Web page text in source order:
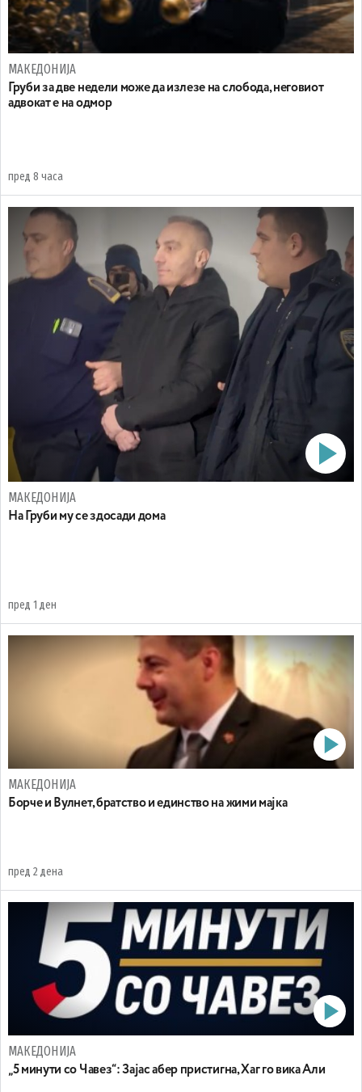
МАКЕДОНИЈА
Груби за две недели може да излезе на слобода, неговиот
адвокат е на одмор
пред 8 часа
МАКЕДОНИЈА
На Груби му се здосади дома
пред 1 ден
МАКЕДОНИЈА
Борче и Вулнет, братство и единство на жими мајка
пред 2 дена
МАКЕДОНИЈА
„5 минути со Чавез“: Зајас абер пристигна, Хаг го вика Али